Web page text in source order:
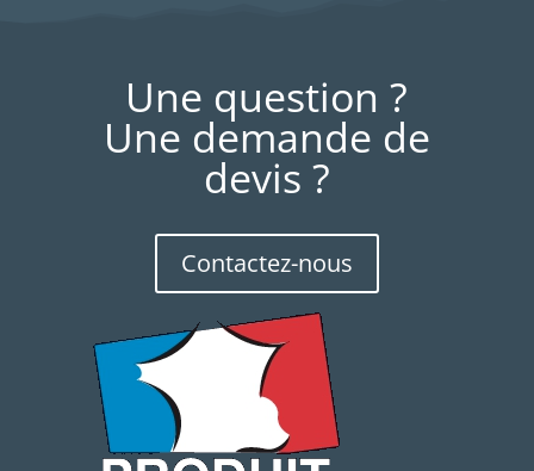
Une question ?
Une demande de
devis ?
Contactez-nous